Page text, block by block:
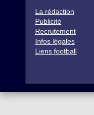
La rédaction
Publicité
Recrutement
Infos légales
Liens football